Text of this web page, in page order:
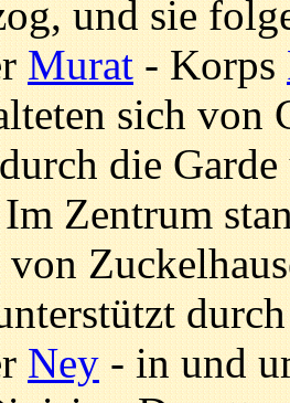
und sie
Murat- Korps
sich von
die
Zentrum
von
Ney- in und